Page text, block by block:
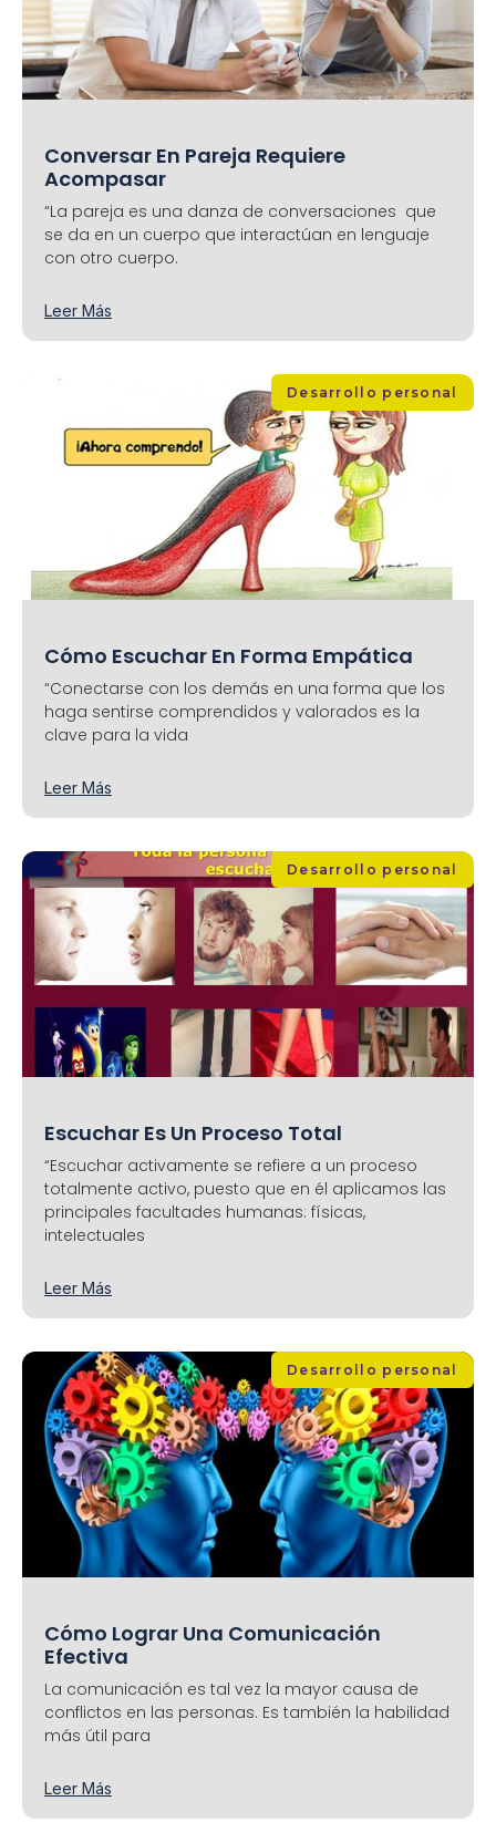
Conversar En Pareja Requiere
Acompasar
“La pareja es una danza de conversaciones que
se da en un cuerpo que interactúan en lenguaje
con otro cuerpo.
Leer Más
Desarrollo personal
Cómo Escuchar En Forma Empática
“Conectarse con los demás en una forma que los
haga sentirse comprendidos y valorados es la
clave para la vida
Leer Más
Desarrollo personal
Escuchar Es Un Proceso Total
“Escuchar activamente se refiere a un proceso
totalmente activo, puesto que en él aplicamos las
principales facultades humanas: físicas,
intelectuales
Leer Más
Desarrollo personal
Cómo Lograr Una Comunicación
Efectiva
La comunicación es tal vez la mayor causa de
conflictos en las personas. Es también la habilidad
más útil para
Leer Más